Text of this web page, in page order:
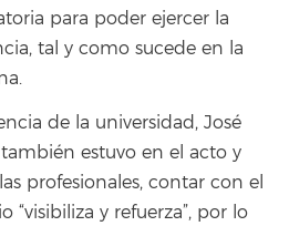
para poder ejercer la
tal y como sucede en la
de la universidad, José
estuvo en el acto y
profesionales, contar con el
“visibiliza y refuerza”, por lo